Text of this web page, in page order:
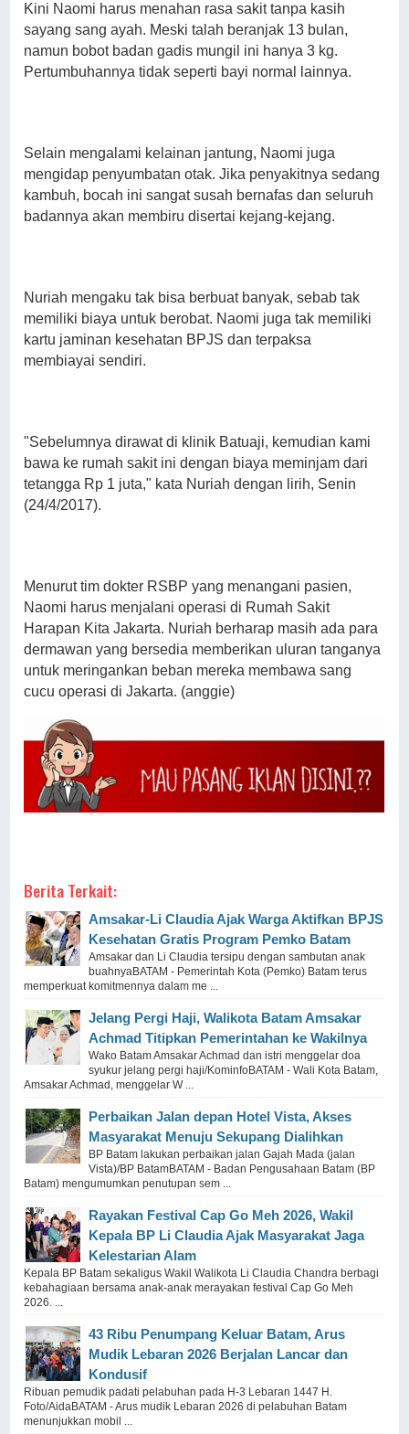
Kini Naomi harus menahan rasa sakit tanpa kasih
sayang sang ayah. Meski talah beranjak 13 bulan,
namun bobot badan gadis mungil ini hanya 3 kg.
Pertumbuhannya tidak seperti bayi normal lainnya.
Selain mengalami kelainan jantung, Naomi juga
mengidap penyumbatan otak. Jika penyakitnya sedang
kambuh, bocah ini sangat susah bernafas dan seluruh
badannya akan membiru disertai kejang-kejang.
Nuriah mengaku tak bisa berbuat banyak, sebab tak
memiliki biaya untuk berobat. Naomi juga tak memiliki
kartu jaminan kesehatan BPJS dan terpaksa
membiayai sendiri.
"Sebelumnya dirawat di klinik Batuaji, kemudian kami
bawa ke rumah sakit ini dengan biaya meminjam dari
tetangga Rp 1 juta," kata Nuriah dengan lirih, Senin
(24/4/2017).
Menurut tim dokter RSBP yang menangani pasien,
Naomi harus menjalani operasi di Rumah Sakit
Harapan Kita Jakarta. Nuriah berharap masih ada para
dermawan yang bersedia memberikan uluran tanganya
untuk meringankan beban mereka membawa sang
cucu operasi di Jakarta. (anggie)
Berita Terkait:
Amsakar-Li Claudia Ajak Warga Aktifkan BPJS
Kesehatan Gratis Program Pemko Batam
Amsakar dan Li Claudia tersipu dengan sambutan anak
buahnyaBATAM - Pemerintah Kota (Pemko) Batam terus
memperkuat komitmennya dalam me ...
Jelang Pergi Haji, Walikota Batam Amsakar
Achmad Titipkan Pemerintahan ke Wakilnya
Wako Batam Amsakar Achmad dan istri menggelar doa
syukur jelang pergi haji/KominfoBATAM - Wali Kota Batam,
Amsakar Achmad, menggelar W ...
Perbaikan Jalan depan Hotel Vista, Akses
Masyarakat Menuju Sekupang Dialihkan
BP Batam lakukan perbaikan jalan Gajah Mada (jalan
Vista)/BP BatamBATAM - Badan Pengusahaan Batam (BP
Batam) mengumumkan penutupan sem ...
Rayakan Festival Cap Go Meh 2026, Wakil
Kepala BP Li Claudia Ajak Masyarakat Jaga
Kelestarian Alam
Kepala BP Batam sekaligus Wakil Walikota Li Claudia Chandra berbagi
kebahagiaan bersama anak-anak merayakan festival Cap Go Meh
2026. ...
43 Ribu Penumpang Keluar Batam, Arus
Mudik Lebaran 2026 Berjalan Lancar dan
Kondusif
Ribuan pemudik padati pelabuhan pada H-3 Lebaran 1447 H.
Foto/AidaBATAM - Arus mudik Lebaran 2026 di pelabuhan Batam
menunjukkan mobil ...